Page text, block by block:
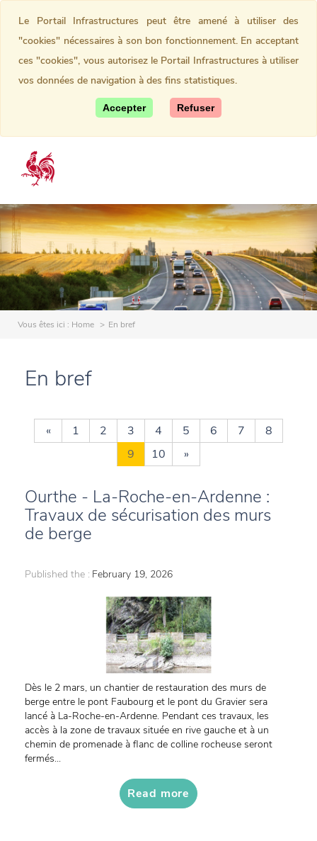
Vous êtes ici : Home En bref
En bref
« 1 2 3 4 5 6 7
8
9
10 »
Ourthe - La-Roche-en-Ardenne :
Travaux de sécurisation des murs
de berge
Published the : February 19, 2026
Dès le 2 mars, un chantier de restauration des murs de
berge entre le pont Faubourg et le pont du Gravier sera
lancé à La-Roche-en-Ardenne. Pendant ces travaux, les
accès à la zone de travaux située en rive gauche et à un
chemin de promenade à flanc de colline rocheuse seront
fermés...
Read more
Le Portail Infrastructures peut être amené à utiliser des
"cookies" nécessaires à son bon fonctionnement. En acceptant
ces "cookies", vous autorisez le Portail Infrastructures à utiliser
vos données de navigation à des fins statistiques.
Accepter Refuser